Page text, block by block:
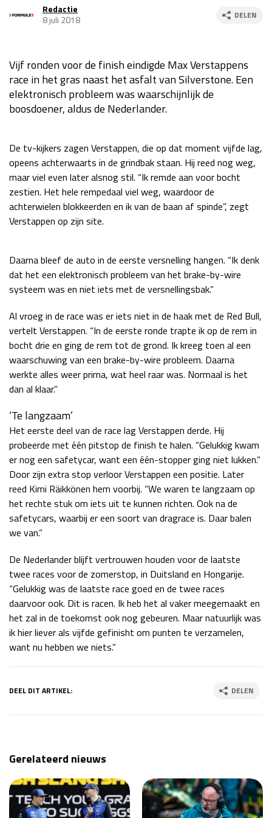
Race
za 13:00 - 15:00
GP VERENIGDE STATEN 2026 23 - 25 okt
GP MEXICO 2026 30 okt - 01 nov
Kwalificatie
za 22:00 - 23:00
Race
zo 21:00 - 23:00
GP SÃO PAULO 2026
Kwalificatie
za 19:00 - 20:00
Race
zo 18:00 - 20:00
LAS VEGAS GRAND PRIX 2026 20 - 22 nov
Kwalificatie
za 05:00 - 06:00
Race
zo 05:00 - 07:00
Kwalificatie
za 19:00 - 20:00
Race
zo 17:00 - 19:00
Kwalificatie
za 15:00 - 16:00
Race
zo 14:00 - 16:00
Redactie
8 juli 2018
DELEN
Vijf ronden voor de finish eindigde Max Verstappens
race in het gras naast het asfalt van Silverstone. Een
elektronisch probleem was waarschijnlijk de
boosdoener, aldus de Nederlander.
De tv-kijkers zagen Verstappen, die op dat moment vijfde lag,
opeens achterwaarts in de grindbak staan. Hij reed nog weg,
maar viel even later alsnog stil. “Ik remde aan voor bocht
zestien. Het hele rempedaal viel weg, waardoor de
achterwielen blokkeerden en ik van de baan af spinde”, zegt
Verstappen op zijn site.
Daarna bleef de auto in de eerste versnelling hangen. “Ik denk
dat het een elektronisch probleem van het brake-by-wire
systeem was en niet iets met de versnellingsbak.”
Al vroeg in de race was er iets niet in de haak met de Red Bull,
vertelt Verstappen. “In de eerste ronde trapte ik op de rem in
bocht drie en ging de rem tot de grond. Ik kreeg toen al een
waarschuwing van een brake-by-wire probleem. Daarna
werkte alles weer prima, wat heel raar was. Normaal is het
dan al klaar.”
‘Te langzaam’
Het eerste deel van de race lag Verstappen derde. Hij
probeerde met één pitstop de finish te halen. “Gelukkig kwam
er nog een safetycar, want een één-stopper ging niet lukken.”
Door zijn extra stop verloor Verstappen een positie. Later
reed Kimi Räikkönen hem voorbij. “We waren te langzaam op
het rechte stuk om iets uit te kunnen richten. Ook na de
safetycars, waarbij er een soort van dragrace is. Daar balen
we van.”
De Nederlander blijft vertrouwen houden voor de laatste
twee races voor de zomerstop, in Duitsland en Hongarije.
“Gelukkig was de laatste race goed en de twee races
daarvoor ook. Dit is racen. Ik heb het al vaker meegemaakt en
het zal in de toekomst ook nog gebeuren. Maar natuurlijk was
ik hier liever als vijfde gefinisht om punten te verzamelen,
want nu hebben we niets.”
DEEL DIT ARTIKEL: DELEN
Gerelateerd nieuws